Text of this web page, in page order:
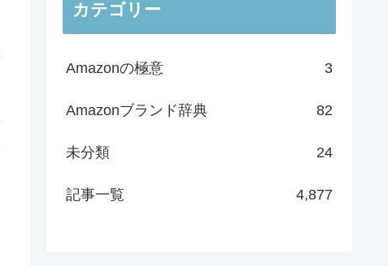
カテゴリー
Amazonの極意 3
Amazonブランド辞典 82
未分類 24
記事一覧 4,877